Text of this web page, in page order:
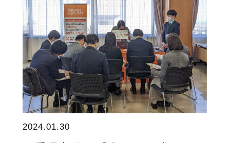
2024.01.30